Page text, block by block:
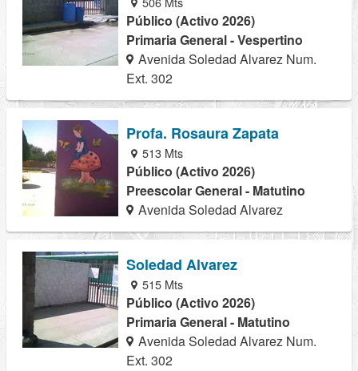
Público (Activo 2026)
Primaria General - Vespertino
Avenida Soledad Alvarez Num.
Ext. 302
Profa. Rosaura Zapata
513 Mts
Público (Activo 2026)
Preescolar General - Matutino
Avenida Soledad Alvarez
Soledad Alvarez
515 Mts
Público (Activo 2026)
Primaria General - Matutino
Avenida Soledad Alvarez Num.
Ext. 302